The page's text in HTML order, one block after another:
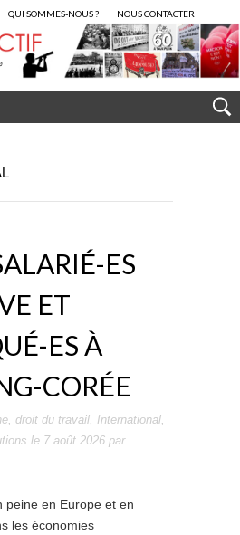
QUI SOMMES-NOUS ? NOUS CONTACTER
ES
ET
ES À
CORÉE
, droit du travail, International,
le 7 août 2026 par
peine en Europe et en
les économies